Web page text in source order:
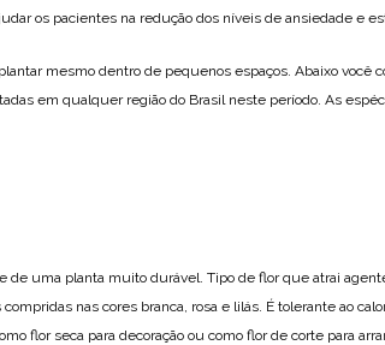
os pacientes na redução dos níveis de ansiedade e
mesmo dentro de pequenos espaços. Abaixo você
em qualquer região do Brasil neste período. As
de uma planta muito durável. Tipo de flor que atrai
nas cores branca, rosa e lilás. É tolerante ao
flor seca para decoração ou como flor de corte para